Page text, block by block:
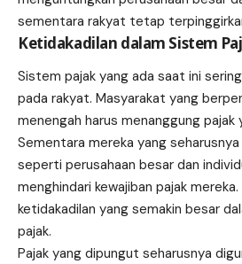
sementara rakyat tetap
Ketidakadilan dalam Sistem
Sistem pajak yang ada saat ini
pada rakyat. Masyarakat yang
menengah harus menanggung pajak
Sementara mereka yang
seperti perusahaan besar dan
menghindari kewajiban pajak
ketidakadilan yang semakin besar
pajak.
Pajak yang dipungut seharusnya